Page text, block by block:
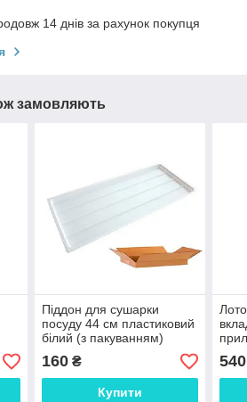
14 днів за рахунок покупця
замовляють
Піддон для сушарки
посуду 44 см пластиковий
білий (з пакуванням)
160₴
Купити
540